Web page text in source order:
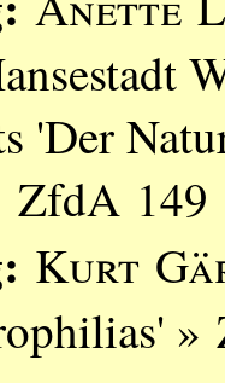
'Der
ZfdA 149
Kurt